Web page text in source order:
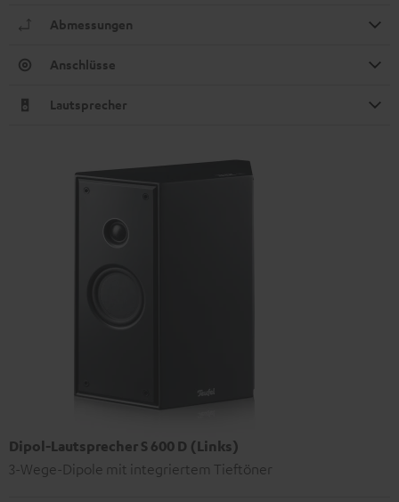
Abmessungen
Anschlüsse
Lautsprecher
Dipol-Lautsprecher S 600 D (Links)
3-Wege-Dipole mit integriertem Tieftöner